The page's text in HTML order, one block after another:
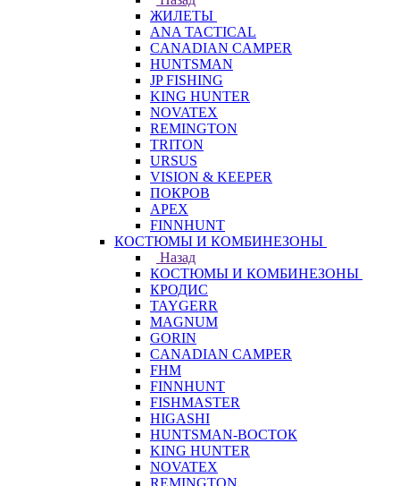
ЖИЛЕТЫ
ANA TACTICAL
CANADIAN CAMPER
HUNTSMAN
JP FISHING
KING HUNTER
NOVATEX
REMINGTON
TRITON
URSUS
VISION & KEEPER
ПОКРОВ
APEX
FINNHUNT
КОСТЮМЫ И КОМБИНЕЗОНЫ
Назад
КОСТЮМЫ И КОМБИНЕЗОНЫ
КРОДИС
TAYGERR
MAGNUM
GORIN
CANADIAN CAMPER
FHM
FINNHUNT
FISHMASTER
HIGASHI
HUNTSMAN-ВОСТОК
KING HUNTER
NOVATEX
REMINGTON